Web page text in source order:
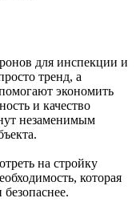
для инспекции и
тренд, а
экономить
и качество
незаменимым
на стройку
которая